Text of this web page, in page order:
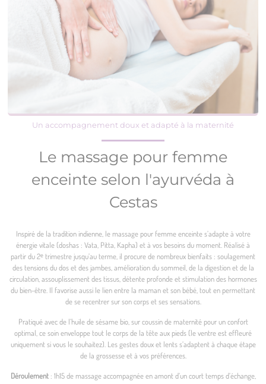
Un accompagnement doux et adapté à la maternité
Le massage pour femme
enceinte selon l'ayurvéda à
Cestas
Inspiré de la tradition indienne, le massage pour femme enceinte s’adapte à votre
énergie vitale (doshas : Vata, Pitta, Kapha) et à vos besoins du moment. Réalisé à
partir du 2ᵉ trimestre jusqu’au terme, il procure de nombreux bienfaits : soulagement
des tensions du dos et des jambes, amélioration du sommeil, de la digestion et de la
circulation, assouplissement des tissus, détente profonde et stimulation des hormones
du bien-être. Il favorise aussi le lien entre la maman et son bébé, tout en permettant
de se recentrer sur son corps et ses sensations.
Pratiqué avec de l’huile de sésame bio, sur coussin de maternité pour un confort
optimal, ce soin enveloppe tout le corps de la tête aux pieds (le ventre est effleuré
uniquement si vous le souhaitez). Les gestes doux et lents s’adaptent à chaque étape
de la grossesse et à vos préférences.
Déroulement: 1h15 de massage accompagnée en amont d’un court temps d’échange,